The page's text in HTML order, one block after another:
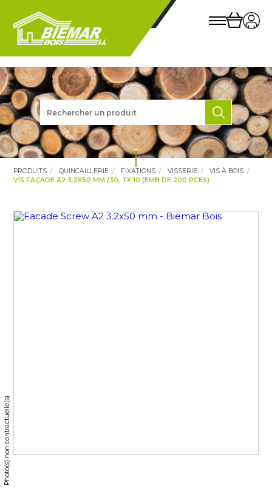
PRODUITS QUINCAILLERIE FIXATIONS VISSERIE
VIS À BOIS
VIS FAÇADE A2 3,2X50 MM /30, TX 10 (EMB DE 200 PCES)
Photo(s) non contractuelle(s)